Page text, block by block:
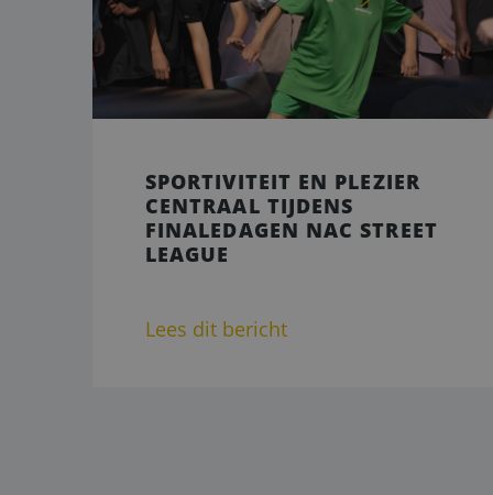
SPORTIVITEIT EN PLEZIER
CENTRAAL TIJDENS
FINALEDAGEN NAC STREET
LEAGUE
Lees dit bericht
Strikt noodzakelijke
accountbeheer. De
Naam
CookieScriptConsent